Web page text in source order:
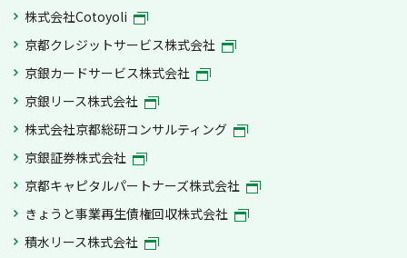
株式会社Cotoyoli
京都クレジットサービス株式会社
京銀カードサービス株式会社
京銀リース株式会社
株式会社京都総研コンサルティング
京銀証券株式会社
京都キャピタルパートナーズ株式会社
きょうと事業再生債権回収株式会社
積水リース株式会社